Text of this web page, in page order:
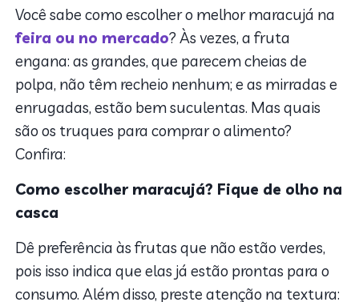
Você sabe como escolher o melhor maracujá na
feira ou no mercado? Às vezes, a fruta
engana: as grandes, que parecem cheias de
polpa, não têm recheio nenhum; e as mirradas e
enrugadas, estão bem suculentas. Mas quais
são os truques para comprar o alimento?
Confira:
Como escolher maracujá? Fique de olho na
casca
Dê preferência às frutas que não estão verdes,
pois isso indica que elas já estão prontas para o
consumo. Além disso, preste atenção na textura: